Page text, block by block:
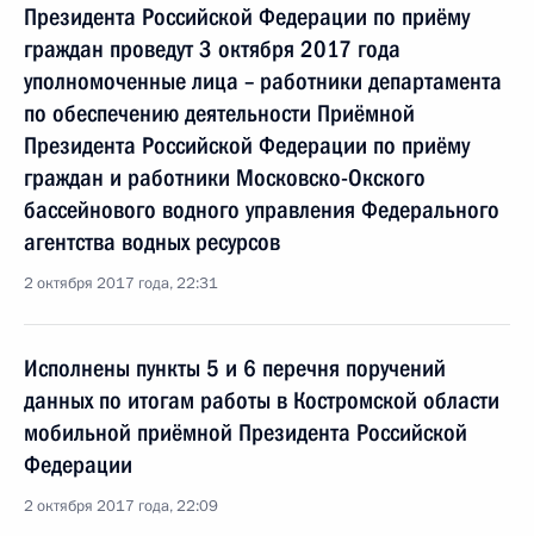
Президента Российской Федерации по приёму
граждан проведут 3 октября 2017 года
уполномоченные лица – работники департамента
по обеспечению деятельности Приёмной
Президента Российской Федерации по приёму
граждан и работники Московско-Окского
бассейнового водного управления Федерального
агентства водных ресурсов
2 октября 2017 года, 22:31
Исполнены пункты 5 и 6 перечня поручений
данных по итогам работы в Костромской области
мобильной приёмной Президента Российской
Федерации
2 октября 2017 года, 22:09